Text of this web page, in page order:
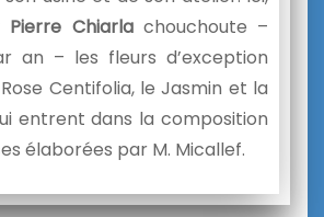
Pierre Chiarlachouchoute –
an – les fleurs d’exception
Centifolia, le Jasmin et la
entrent dans la composition
élaborées par M. Micallef.